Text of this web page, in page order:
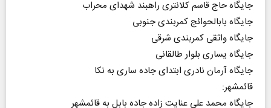
جایگاه حاج قاسم کلانتری راهبند شهدای محراب
جایگاه بابالحوائج کمربندی جنوبی
جایگاه واثقی کمربندی شرقی
جایگاه یساری بلوار طالقانی
جایگاه آرمان نادری ابتدای جاده ساری به نکا
قائمشهر:
جایگاه محمد علی عنایت زاده جاده بابل به قائمشهر